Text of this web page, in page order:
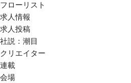
フローリスト
求人情報
求人投稿
社説：潮目
クリエイター
連載
会場